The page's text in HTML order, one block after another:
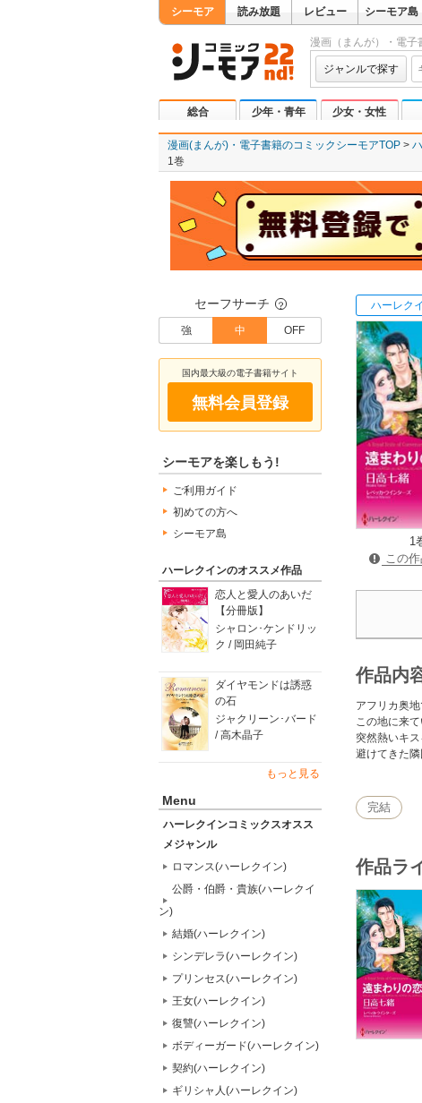
シーモア 読み放題 レビュー シーモア島
漫画（まんが）・電子
ジャンルで探す
総合 少年・青年 少女・女性
漫画(まんが)・電子書籍のコミックシーモアTOP
1巻
セーフサーチ ？
強 中 OFF
国内最大級の電子書籍サイト
無料会員登録
シーモアを楽しもう!
ご利用ガイド
初めての方へ
シーモア島
ハーレクインのオススメ作品
恋人と愛人のあいだ
【分冊版】
シャロン･ケンドリッ
ク / 岡田純子
ダイヤモンドは誘惑
の石
ジャクリーン･バード
/ 高木晶子
もっと見る
Menu
ハーレクインコミックスオスス
メジャンル
ロマンス(ハーレクイン)
公爵・伯爵・貴族(ハーレクイ
ン)
結婚(ハーレクイン)
シンデレラ(ハーレクイン)
プリンセス(ハーレクイン)
王女(ハーレクイン)
復讐(ハーレクイン)
ボディーガード(ハーレクイン)
契約(ハーレクイン)
ギリシャ人(ハーレクイン)
ハーレク
1
この
作品内
アフリカ奥
この地に来
突然熱いキ
避けてきた
完結
作品ラ